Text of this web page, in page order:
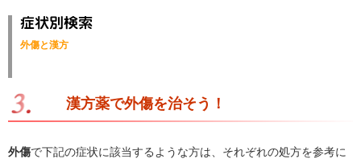
外傷と漢方
漢方薬で外傷を治そう！
外傷で下記の症状に該当するような方は、それぞれの処方を参考に